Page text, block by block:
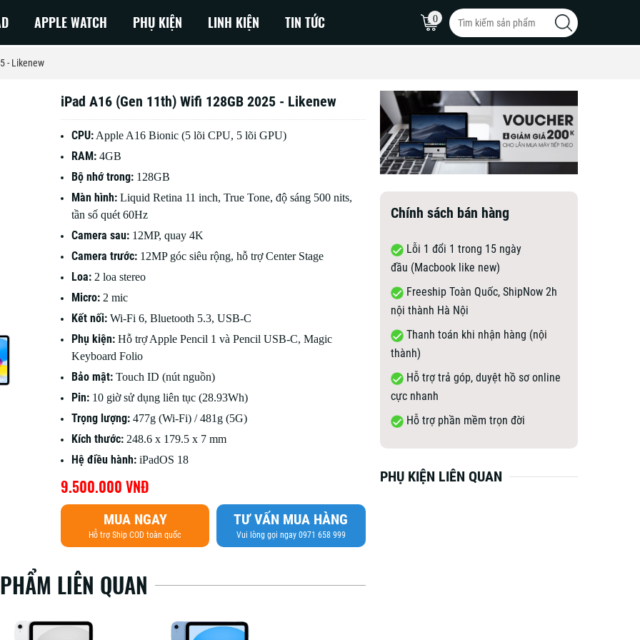
Macbook Pro M3
Macbook Air M3
MacBook Air M2
Macbook Air M1
MacBook Pro 16inch
MacBook Pro 15inch
MacBook Pro 14inch
APPLE WATCH PHỤ KIỆN LINH KIỆN TIN TỨC 0
- Likenew
iPad A16 (Gen 11th) Wifi 128GB 2025 - Likenew
CPU: Apple A16 Bionic (5 lõi CPU, 5 lõi GPU)
RAM: 4GB
Bộ nhớ trong: 128GB
Màn hình: Liquid Retina 11 inch, True Tone, độ sáng 500 nits,
tần số quét 60Hz
Camera sau: 12MP, quay 4K
Camera trước: 12MP góc siêu rộng, hỗ trợ Center Stage
Loa: 2 loa stereo
Micro: 2 mic
Kết nối: Wi-Fi 6, Bluetooth 5.3, USB-C
Phụ kiện: Hỗ trợ Apple Pencil 1 và Pencil USB-C, Magic
Keyboard Folio
Bảo mật: Touch ID (nút nguồn)
Pin: 10 giờ sử dụng liên tục (28.93Wh)
Trọng lượng: 477g (Wi-Fi) / 481g (5G)
Kích thước:248.6 x 179.5 x 7 mm
Hệ điều hành: iPadOS 18
9.500.000 VNĐ
MUA NGAY
Hỗ trợ Ship COD toàn quốc
TƯ VẤN MUA HÀNG
Vui lòng gọi ngay 0971 658 999
LIÊN QUAN
Chính sách bán hàng
Lỗi 1 đổi 1 trong 15 ngày
đầu (Macbook like new)
Freeship Toàn Quốc, ShipNow 2h
nội thành Hà Nội
Thanh toán khi nhận hàng (nội
thành)
Hỗ trợ trả góp, duyệt hồ sơ online
cực nhanh
Hỗ trợ phần mềm trọn đời
PHỤ KIỆN LIÊN QUAN